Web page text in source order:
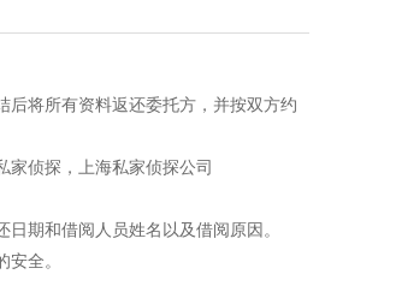
将所有资料返还委托方，并按双方约
侦探，上海私家侦探公司
期和借阅人员姓名以及借阅原因。
全。